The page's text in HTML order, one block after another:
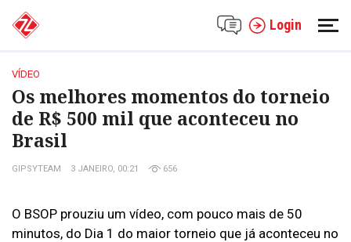
Login
VÍDEO
Os melhores momentos do torneio
de R$ 500 mil que aconteceu no
Brasil
GIPSYTEAM 3 JANEIRO, 00:21 656
O BSOP prouziu um vídeo, com pouco mais de 50
minutos, do Dia 1 do maior torneio que já aconteceu no